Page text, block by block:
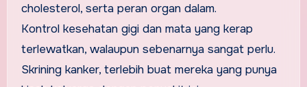
cholesterol, serta peran organ dalam.
Kontrol kesehatan gigi dan mata yang kerap
terlewatkan, walaupun sebenarnya sangat perlu.
Skrining kanker, terlebih buat mereka yang punya